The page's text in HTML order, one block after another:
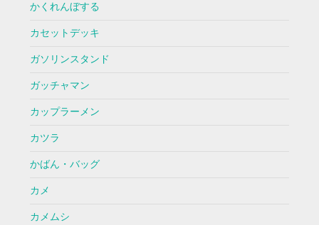
かくれんぼする
カセットデッキ
ガソリンスタンド
ガッチャマン
カップラーメン
カツラ
かばん・バッグ
カメ
カメムシ